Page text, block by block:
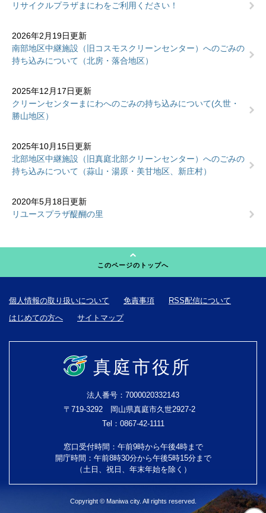
リサイクルプラザまにわをご利用ください！
2026年2月19日更新
南部地区中継施設（旧コスモスクリーンセンター）へのごみの
持ち込みについて（北房・落合地区）
2025年12月17日更新
クリーンセンターまにわへのごみの持ち込みについて(久世・
勝山地区）
2025年10月15日更新
北部地区中継施設（旧真庭北部クリーンセンター）へのごみの
持ち込みについて（蒜山・湯原・美甘地区、新庄村）
2020年5月18日更新
リユースプラザ醍醐の里
このページのトップへ
個人情報の取り扱いについて 免責事項
RSS配信について
はじめての方へ
サイトマップ
真庭市役所
法人番号：7000020332143
〒719-3292 岡山県真庭市久世2927-2
Tel：0867-42-1111
窓口受付時間：午前9時から午後4時まで
開庁時間：午前8時30分から午後5時15分まで
（土日、祝日、年末年始を除く）
Copyright © Maniwa city. All rights reserved.